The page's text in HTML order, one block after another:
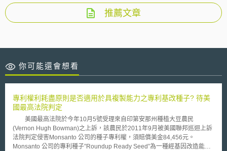
推薦文章
你可能還會想看
專利權利耗盡原則是否適用於具複製能力之專利基改種子? 待美
國最高法院判定
美國最高法院於今年10月5號受理來自印第安那州種植大豆農民
(Vernon Hugh Bowman)之上訴，該農民於2011年9月被美國聯邦巡迴上訴
法院判定侵害Monsanto 公司的種子專利權，須賠償美金84,456元。
Monsanto 公司的專利種子”Roundup Ready Seed”為一種經基因改造能夠